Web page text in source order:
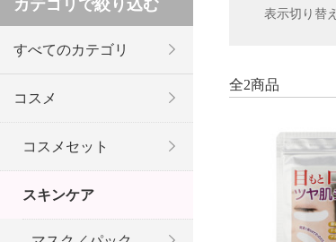
表示切り替え
全2商品
カテゴリで絞り込む
すべてのカテゴリ
コスメ
コスメセット
スキンケア